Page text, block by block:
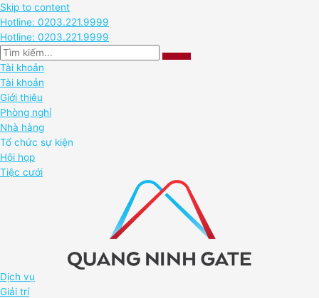
Skip to content
Hotline: 0203.221.9999
Hotline: 0203.221.9999
Tài khoản
Tài khoản
Giới thiệu
Phòng nghỉ
Nhà hàng
Tổ chức sự kiện
Hội họp
Tiệc cưới
Dịch vụ
Giải trí